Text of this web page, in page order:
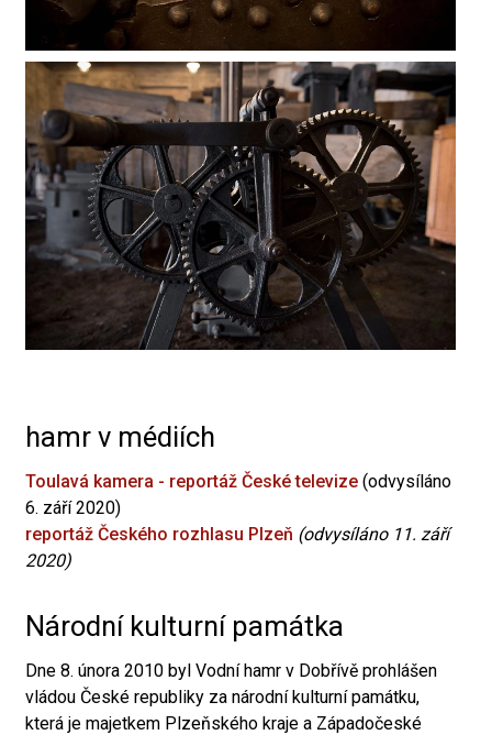
hamr v médiích
Toulavá kamera - reportáž České televize (odvysíláno
6. září 2020)
reportáž Českého rozhlasu Plzeň (odvysíláno 11. září
2020)
Národní kulturní památka
Dne 8. února 2010 byl Vodní hamr v Dobřívě prohlášen
vládou České republiky za národní kulturní památku,
která je majetkem Plzeňského kraje a Západočeské